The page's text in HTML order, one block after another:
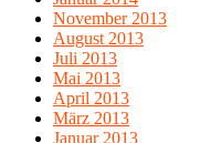
November 2013
August 2013
Juli 2013
Mai 2013
April 2013
März 2013
Januar 2013